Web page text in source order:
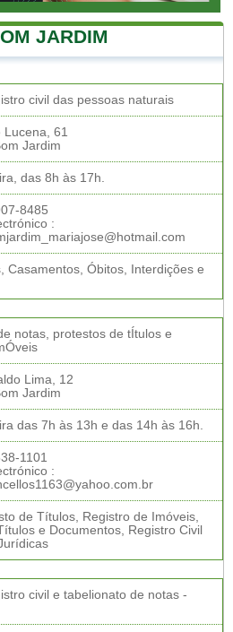
JARDIM
civil das pessoas naturais
Lucena, 61
Jardim
das 8h às 17h.
8485
:
Casamentos, Óbitos, Interdições e
notas, protestos de tÍtulos e
Lima, 12
Jardim
das 7h às 13h e das 14h às 16h.
1101
:
de Títulos, Registro de Imóveis,
e Documentos, Registro Civil
civil e tabelionato de notas -